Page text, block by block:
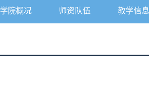
学院概况 师资队伍 教学信息